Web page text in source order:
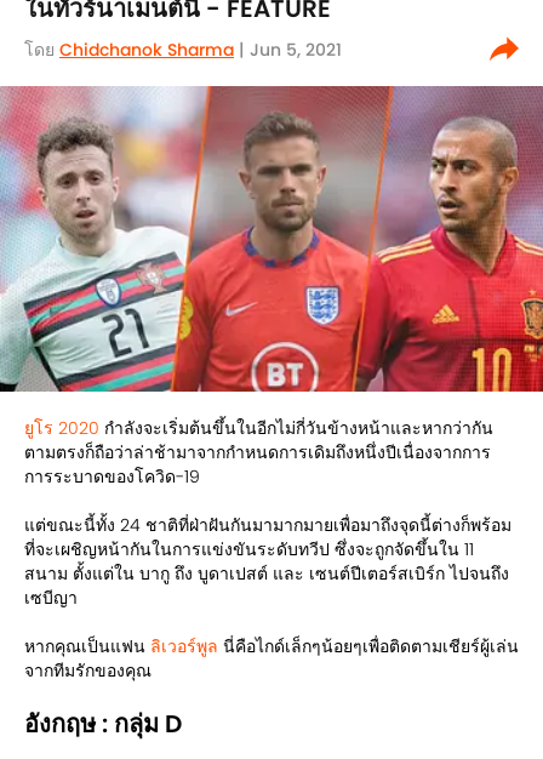
ในทัวร์นาเมนต์นี้ - FEATURE
โดย Chidchanok Sharma | Jun 5, 2021
ยูโร 2020 กำลังจะเริ่มต้นขึ้นในอีกไม่กี่วันข้างหน้าและหากว่ากัน
ตามตรงก็ถือว่าล่าช้ามาจากกำหนดการเดิมถึงหนึ่งปีเนื่องจากการ
การระบาดของโควิด-19
แต่ขณะนี้ทั้ง 24 ชาติที่ฝ่าฝันกันมามากมายเพื่อมาถึงจุดนี้ต่างก็พร้อม
ที่จะเผชิญหน้ากันในการแข่งขันระดับทวีป ซึ่งจะถูกจัดขึ้นใน 11
สนาม ตั้งแต่ใน บากู ถึง บูดาเปสต์ และ เซนต์ปีเตอร์สเบิร์ก ไปจนถึง
เซบีญา
หากคุณเป็นแฟน ลิเวอร์พูล นี่คือไกด์เล็กๆน้อยๆเพื่อติดตามเชียร์ผู้เล่น
จากทีมรักของคุณ
อังกฤษ : กลุ่ม D